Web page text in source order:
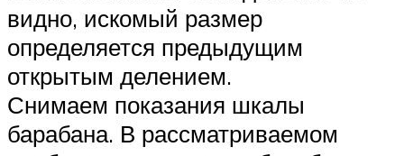
видно, искомый размер
определяется предыдущим
открытым делением.
Снимаем показания шкалы
барабана. В рассматриваемом